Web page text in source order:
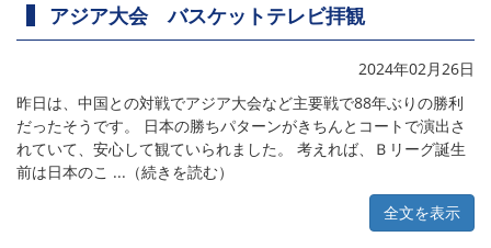
アジア大会 バスケットテレビ拝観
2024年02月26日
昨日は、中国との対戦でアジア大会など主要戦で88年ぶりの勝利
だったそうです。 日本の勝ちパターンがきちんとコートで演出さ
れていて、安心して観ていられました。 考えれば、Ｂリーグ誕生
前は日本のこ ...（続きを読む）
全文を表示